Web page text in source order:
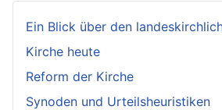
Ein Blick über den
Kirche heute
Reform der Kirche
Synoden und Urteilsheuristiken